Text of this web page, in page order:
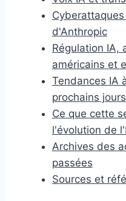
d'Anthropic
Régulation IA,
américains et
Tendances IA
prochains jours
Ce que cette
l'évolution de
Archives des
passées
Sources et